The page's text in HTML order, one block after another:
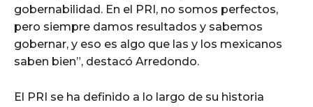
gobernabilidad. En el PRI, no somos perfectos,
pero siempre damos resultados y sabemos
gobernar, y eso es algo que las y los mexicanos
saben bien”, destacó Arredondo.
El PRI se ha definido a lo largo de su historia